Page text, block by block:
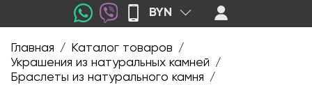
BYN
Главная / Каталог товаров /
Украшения из натуральных камней /
Браслеты из натурального камня /